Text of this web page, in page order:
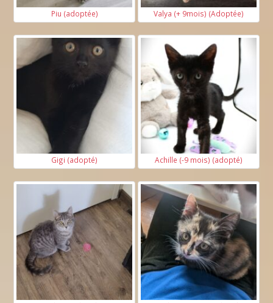
Piu (adoptée) Valya (+ 9mois) (Adoptée)
Gigi (adopté) Achille (-9 mois) (adopté)